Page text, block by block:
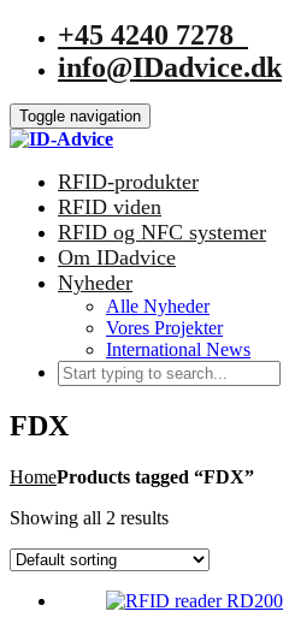
+45 4240 7278
info@IDadvice.dk
Toggle navigation
RFID-produkter
RFID viden
RFID og NFC systemer
Om IDadvice
Nyheder
Alle Nyheder
Vores Projekter
International News
FDX
HomeProducts tagged “FDX”
Showing all 2 results